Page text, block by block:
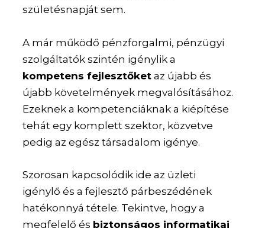
születésnapját sem.
A már működő pénzforgalmi, pénzügyi
szolgáltatók szintén igénylik a
kompetens fejlesztőket az újabb és
újabb követelmények megvalósításához.
Ezeknek a kompetenciáknak a kiépítése
tehát egy komplett szektor, közvetve
pedig az egész társadalom igénye.
Szorosan kapcsolódik ide az üzleti
igénylő és a fejlesztő párbeszédének
hatékonnyá tétele. Tekintve, hogy a
megfelelő és biztonságos informatikai